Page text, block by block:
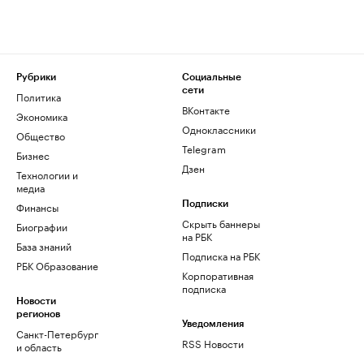
Рубрики
Политика
Экономика
Общество
Бизнес
Технологии и
медиа
Финансы
Биографии
База знаний
РБК Образование
Новости
регионов
Санкт-Петербург
и область
Социальные
сети
ВКонтакте
Одноклассники
Telegram
Дзен
Подписки
Скрыть баннеры
на РБК
Подписка на РБК
Корпоративная
подписка
Уведомления
RSS Новости